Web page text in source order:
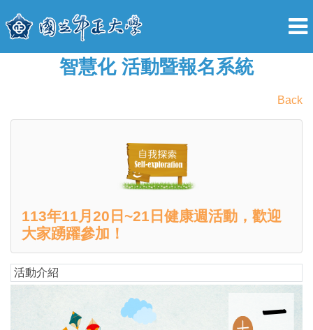
智慧化 活動暨報名系統
Back
113年11月20日~21日健康週活動，歡迎
大家踴躍參加！
活動介紹